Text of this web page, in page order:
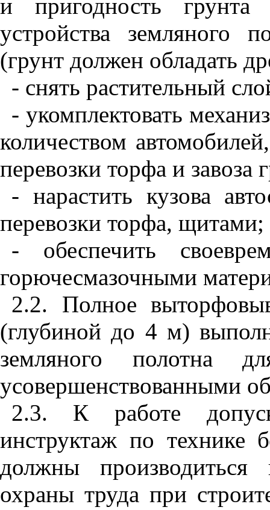
и пригодность
устройства земляного
(грунт должен обладать
- снять растительный
- укомплектовать
количеством
перевозки торфа и завоза
- нарастить кузова
перевозки торфа, щитами;
- обеспечить
горючесмазочными
2.2. Полное
(глубиной до 4 м)
земляного полотна
усовершенствованными
2.3. К работе
инструктаж по технике
должны
охраны труда при